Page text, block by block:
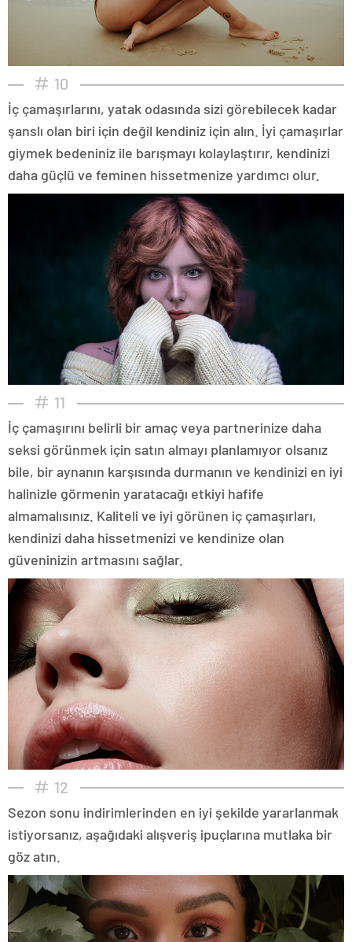
10
İç çamaşırlarını, yatak odasında sizi görebilecek kadar
şanslı olan biri için değil kendiniz için alın. İyi çamaşırlar
giymek bedeniniz ile barışmayı kolaylaştırır, kendinizi
daha güçlü ve feminen hissetmenize yardımcı olur.
11
İç çamaşırını belirli bir amaç veya partnerinize daha
seksi görünmek için satın almayı planlamıyor olsanız
bile, bir aynanın karşısında durmanın ve kendinizi en iyi
halinizle görmenin yaratacağı etkiyi hafife
almamalısınız. Kaliteli ve iyi görünen iç çamaşırları,
kendinizi daha hissetmenizi ve kendinize olan
güveninizin artmasını sağlar.
12
Sezon sonu indirimlerinden en iyi şekilde yararlanmak
istiyorsanız, aşağıdaki alışveriş ipuçlarına mutlaka bir
göz atın.